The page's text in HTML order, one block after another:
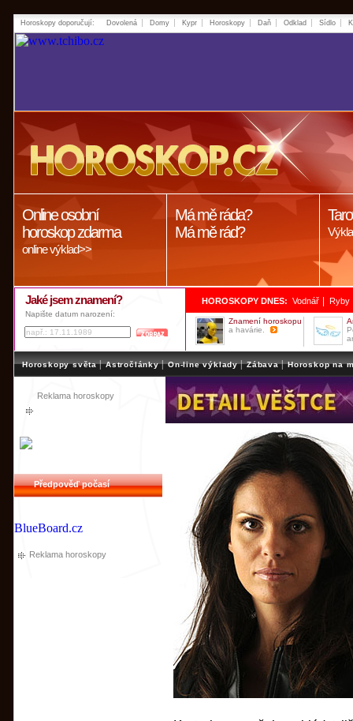
Horoskopy doporučují: Dovolená Domy Kypr Horoskopy Daň Odklad Sídlo
Online osobní
horoskop zdarma
online výklad>>
Má mě ráda?
Má mě rád?
Jaké jsem znamení?
Napište datum narození:
HOROSKOPY DNES: Vodnář Ryby
Znamení horoskopu
a havárie.
Horoskopy světa | Astročlánky | On-line výklady | Zábava | Horoskop na
Reklama horoskopy
Předpověď počasí
BlueBoard.cz
Reklama horoskopy